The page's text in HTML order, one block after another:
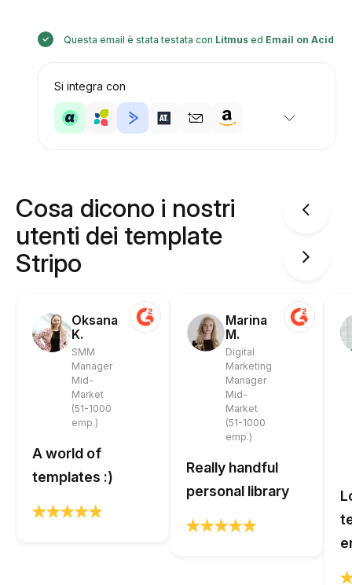
Questa email è stata testata con Litmused Email on Acid
Si integra con
Cosa dicono i nostri
utenti dei template
Stripo
Oksana
K.
SMM
Manager
Mid-
Market
(51-1000
emp.)
A world of
templates :)
Marina
M.
Digital
Marketing
Manager
Mid-
Market
(51-1000
emp.)
Really handful
personal library